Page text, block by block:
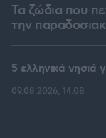
Τα ζώδια που
την
5 ελληνικά νησιά
09.08.2026, 14:08